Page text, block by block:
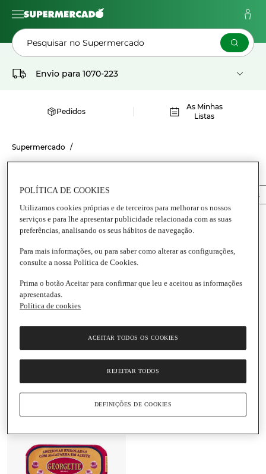
Pesquisar no Supermercado
Envio para 1070-223
Pedidos
As Minhas
Listas
Supermercado
Tudo Mercearia Anchovas Conservas de peixes diversos
Salmão com Segurelha
em Azeite Georgette
Lata|120 G
8,35 €
Salmão com Tomilho
em Azeite Georgette
Lata|120 G
POLÍTICA DE COOKIES
Utilizamos cookies próprias e de terceiros para melhorar os nossos
serviços e para lhe apresentar publicidade relacionada com as suas
preferências, analisando os seus hábitos de navegação.
Para mais informações, ou para saber como alterar as configurações,
consulte a nossa Política de Cookies.
Prima o botão Aceitar para confirmar que leu e aceitou as informações
apresentadas.
Política de cookies
REJEITAR TODOS
ACEITAR TODOS OS COOKIES
DEFINIÇÕES DE COOKIES